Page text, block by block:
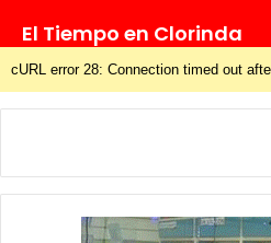
El Tiempo en Clorinda
cURL error 28: Connection timed out